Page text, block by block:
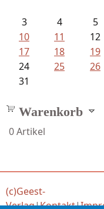
3
4 5
10
11 12
17
18 19
24
25 26
31
Warenkorb
0Artikel
(c)Geest-
Verlag|Kontakt|